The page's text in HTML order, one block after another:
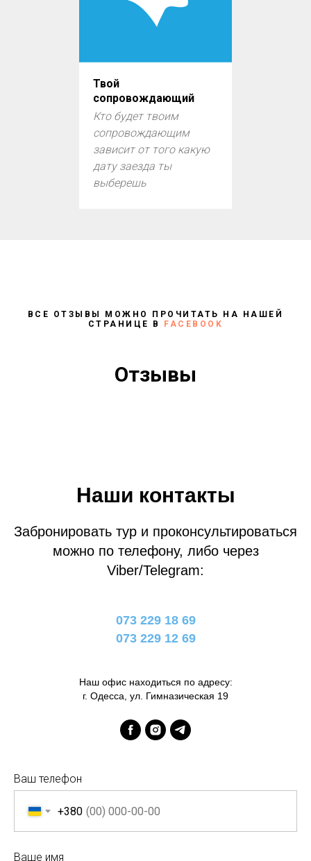
Твой
сопровождающий
Кто будет твоим
сопровождающим
зависит от того какую
дату заезда ты
выберешь
ВСЕ ОТЗЫВЫ МОЖНО ПРОЧИТАТЬ НА НАШЕЙ
СТРАНИЦЕ В
FACEBOOK
Отзывы
Наши контакты
Забронировать тур и проконсультироваться
можно по телефону, либо через
Viber/Telegram:
073 229 18 69
073 229 12 69
Наш офис находиться по адресу:
г. Одесса, ул. Гимназическая 19
Ваш телефон
+380
Ваше имя